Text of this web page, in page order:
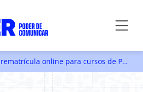
Como fazer a rematrícula online para cursos de Pós-Graduação